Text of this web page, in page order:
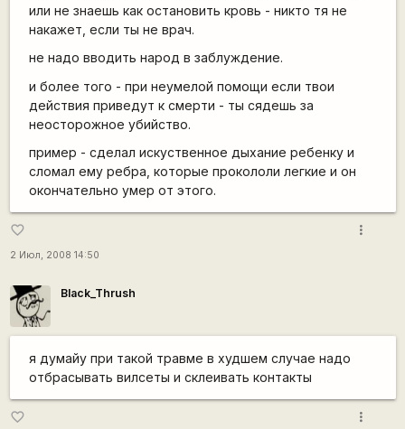
или не знаешь как остановить кровь - никто тя не
накажет, если ты не врач.
не надо вводить народ в заблуждение.
и более того - при неумелой помощи если твои
действия приведут к смерти - ты сядешь за
неосторожное убийство.
пример - сделал искуственное дыхание ребенку и
сломал ему ребра, которые прокололи легкие и он
окончательно умер от этого.
favorite_border
2 Июл, 2008 14:50
more_vert
Black_Thrush
я думайу при такой травме в худшем случае надо
отбрасывать вилсеты и склеивать контакты
favorite_border more_vert